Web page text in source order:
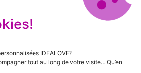
IDEALOVE?
tout au long de votre visite… Qu’en
la Liberté 21 + 4020 Liège +
+32
+ Site: Caregraphic.be